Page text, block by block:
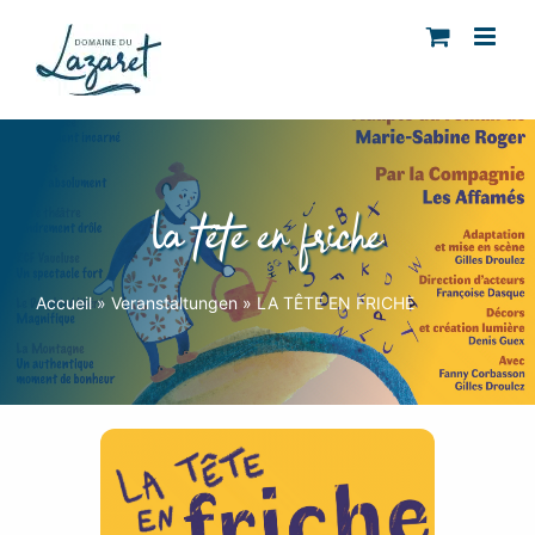
content
la tête en friche
Accueil» Veranstaltungen» LA TÊTE EN FRICHE